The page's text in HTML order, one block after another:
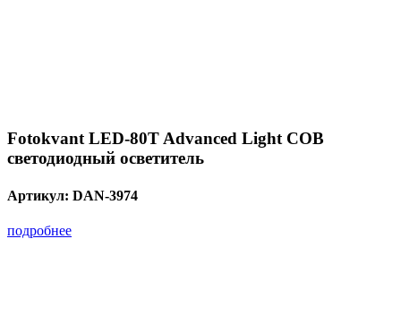
Fotokvant LED-80T Advanced Light COB
светодиодный осветитель
Артикул: DAN-3974
подробнее